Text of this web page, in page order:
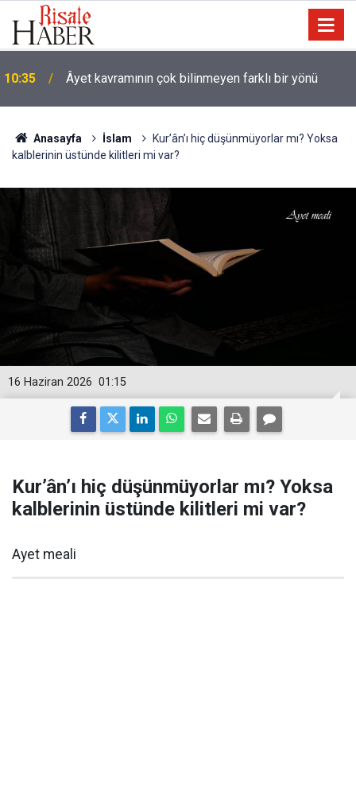
09:25 İyi Müslüman olmanın ölçüsü nedir?
Anasayfa İslam
Kur’ân’ı hiç düşünmüyorlar mı? Yoksa
kalblerinin üstünde kilitleri mi var?
01:15
16 Haziran 2026
Kur’ân’ı hiç düşünmüyorlar mı? Yoksa
kalblerinin üstünde kilitleri mi var?
Ayet meali